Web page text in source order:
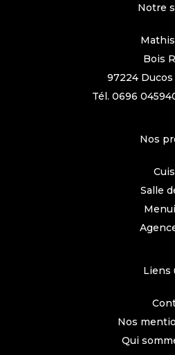
Notre
Bois
97224
Tél. 0696
Nos
Salle
Liens
Nos
Qui